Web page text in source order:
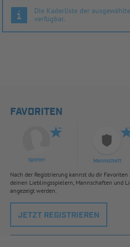
Die Kaderliste der
verfügbar.
FAVORITEN
Spieler Mannschaft
Nach der Registrierung kannst du dir Favoriten
deinen Lieblingsspielern, Mannschaften und
angezeigt werden.
JETZT REGISTRIEREN